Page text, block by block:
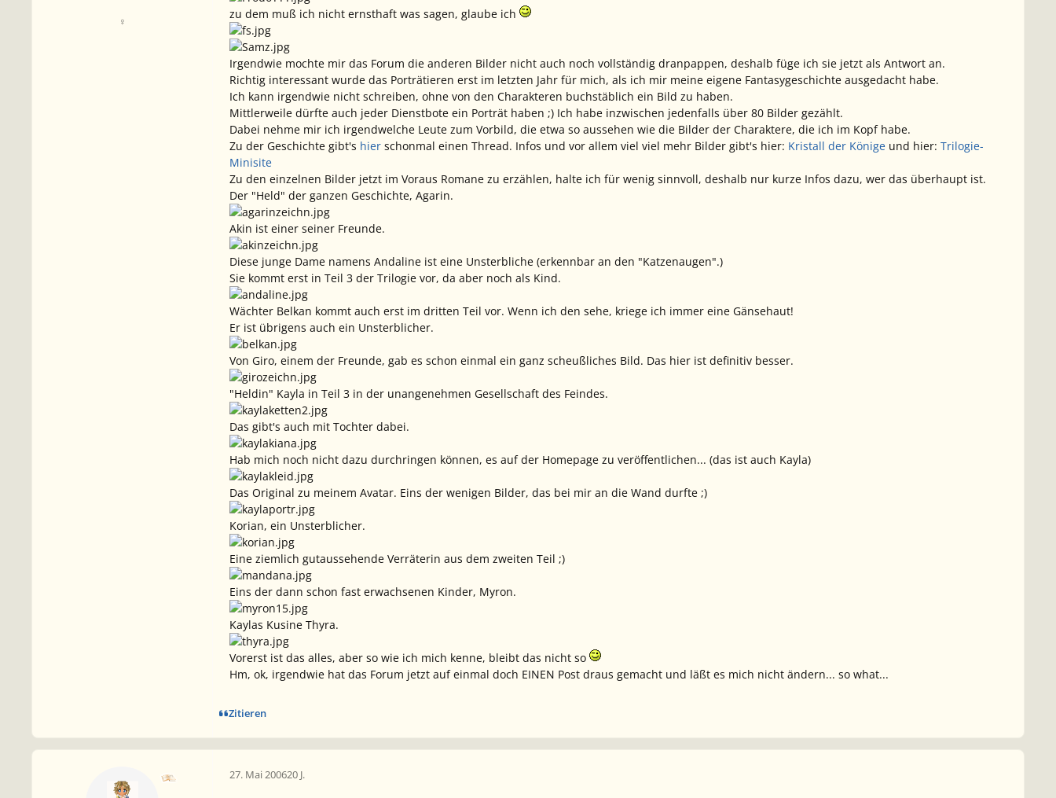
♀
zu dem muß ich nicht ernsthaft was sagen, glaube ich
Irgendwie mochte mir das Forum die anderen Bilder nicht auch noch vollständig dranpappen, deshalb füge ich sie jetzt als Antwort an.
Richtig interessant wurde das Porträtieren erst im letzten Jahr für mich, als ich mir meine eigene Fantasygeschichte ausgedacht habe.
Ich kann irgendwie nicht schreiben, ohne von den Charakteren buchstäblich ein Bild zu haben.
Mittlerweile dürfte auch jeder Dienstbote ein Porträt haben ;) Ich habe inzwischen jedenfalls über 80 Bilder gezählt.
Dabei nehme mir ich irgendwelche Leute zum Vorbild, die etwa so aussehen wie die Bilder der Charaktere, die ich im Kopf habe.
Zu der Geschichte gibt's hier schonmal einen Thread. Infos und vor allem viel viel mehr Bilder gibt's hier: Kristall der Könige und hier: Trilogie-
Minisite
Zu den einzelnen Bilder jetzt im Voraus Romane zu erzählen, halte ich für wenig sinnvoll, deshalb nur kurze Infos dazu, wer das überhaupt ist.
Der "Held" der ganzen Geschichte, Agarin.
Akin ist einer seiner Freunde.
Diese junge Dame namens Andaline ist eine Unsterbliche (erkennbar an den "Katzenaugen".)
Sie kommt erst in Teil 3 der Trilogie vor, da aber noch als Kind.
Wächter Belkan kommt auch erst im dritten Teil vor. Wenn ich den sehe, kriege ich immer eine Gänsehaut!
Er ist übrigens auch ein Unsterblicher.
Von Giro, einem der Freunde, gab es schon einmal ein ganz scheußliches Bild. Das hier ist definitiv besser.
"Heldin" Kayla in Teil 3 in der unangenehmen Gesellschaft des Feindes.
Das gibt's auch mit Tochter dabei.
Hab mich noch nicht dazu durchringen können, es auf der Homepage zu veröffentlichen... (das ist auch Kayla)
Das Original zu meinem Avatar. Eins der wenigen Bilder, das bei mir an die Wand durfte ;)
Korian, ein Unsterblicher.
Eine ziemlich gutaussehende Verräterin aus dem zweiten Teil ;)
Eins der dann schon fast erwachsenen Kinder, Myron.
Kaylas Kusine Thyra.
Vorerst ist das alles, aber so wie ich mich kenne, bleibt das nicht so
Hm, ok, irgendwie hat das Forum jetzt auf einmal doch EINEN Post draus gemacht und läßt es mich nicht ändern... so what...
Zitieren
27. Mai 200620 J.